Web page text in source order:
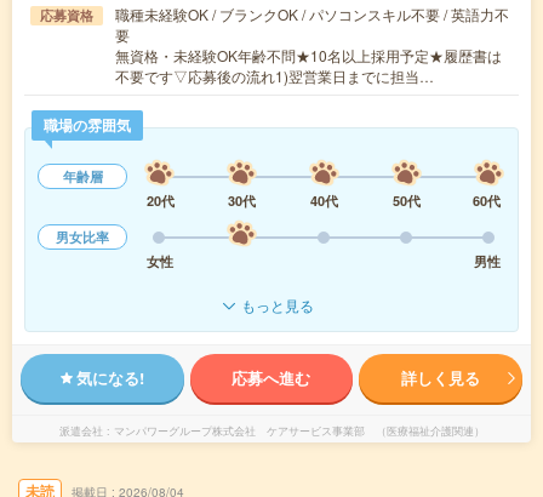
応募資格
職種未経験OK / ブランクOK / パソコンスキル不要 / 英語力不
要
無資格・未経験OK年齢不問★10名以上採用予定★履歴書は
不要です▽応募後の流れ1)翌営業日までに担当…
職場の雰囲気
年齢層
20代
30代 40代 50代
60代
男女比率
女性
男性
もっと見る
気になる! 応募へ進む 詳しく見る
派遣会社 マンパワーグループ株式会社 ケアサービス事業部 （医療福祉介護関連）
未読 掲載日 2026/08/04